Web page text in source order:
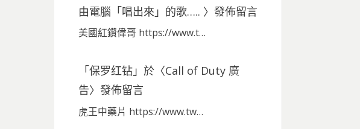
由電腦「唱出來」的歌….. 〉發佈留言
美國紅鑽偉哥 https://www.t…
「保罗红钻」於〈Call of Duty 廣
告〉發佈留言
虎王中藥片 https://www.tw…